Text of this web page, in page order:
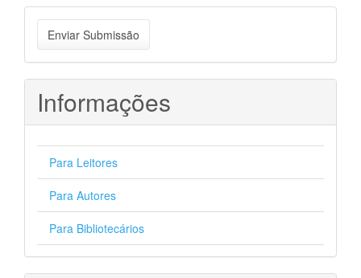
Enviar
Submissão
Enviar Submissão
Informações
Para Leitores
Para Autores
Para Bibliotecários